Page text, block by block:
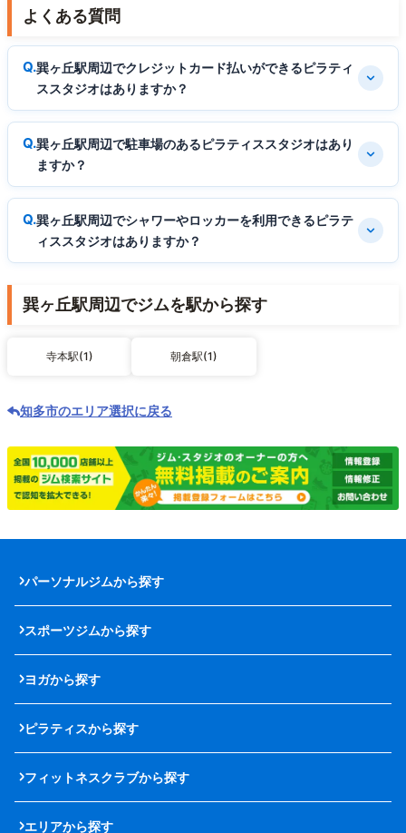
よくある質問
巽ヶ丘駅周辺でクレジットカード払いができるピラティ
ススタジオはありますか？
巽ヶ丘駅周辺で駐車場のあるピラティススタジオはあり
ますか？
巽ヶ丘駅周辺でシャワーやロッカーを利用できるピラテ
ィススタジオはありますか？
巽ヶ丘駅周辺でジムを駅から探す
寺本駅(1) 朝倉駅(1)
知多市のエリア選択に戻る
パーソナルジムから探す
スポーツジムから探す
ヨガから探す
ピラティスから探す
フィットネスクラブから探す
エリアから探す